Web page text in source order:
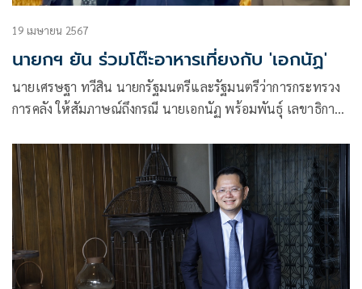
19 เมษายน 2567
นายกฯ ยัน ร่วมโต๊ะอาหารเที่ยงกับ 'เอกนัฏ'
นายเศรษฐา ทวีสิน นายกรัฐมนตรีและรัฐมนตรีว่าการกระทรวง
การคลัง ให้สัมภาษณ์ถึงกรณี นายเอกนัฏ พร้อมพันธุ์ เลขาธิการ
รัฐมนตรีและคณะ